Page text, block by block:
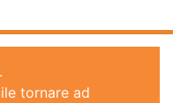
tornare ad